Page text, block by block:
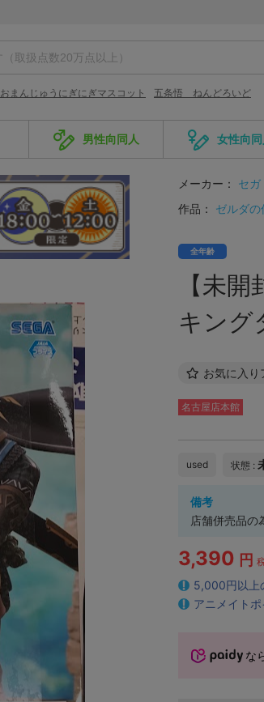
おまんじゅうにぎにぎマスコット 五条悟 ねんどろいど
男性向同人 女性向同
メーカー：
セガ
作品：
ゼルダ
全年齢
【未
キング
お気に入り
名古屋店本館
used 状態 :
備考
店舗併売品の
3,390 円
5,000円以上
アニメイトポ
な